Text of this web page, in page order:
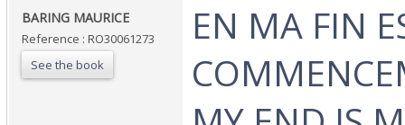
‎BARING MAURICE‎
Reference : RO30061273
See the book
‎EN MA FIN